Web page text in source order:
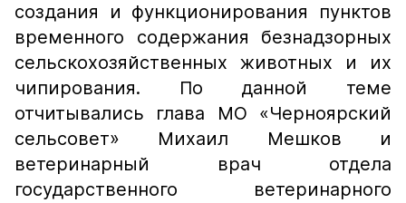
создания и функционирования пунктов
временного содержания безнадзорных
сельскохозяйственных животных и их
чипирования. По данной теме
отчитывались глава МО «Черноярский
сельсовет» Михаил Мешков и
ветеринарный врач отдела
государственного ветеринарного